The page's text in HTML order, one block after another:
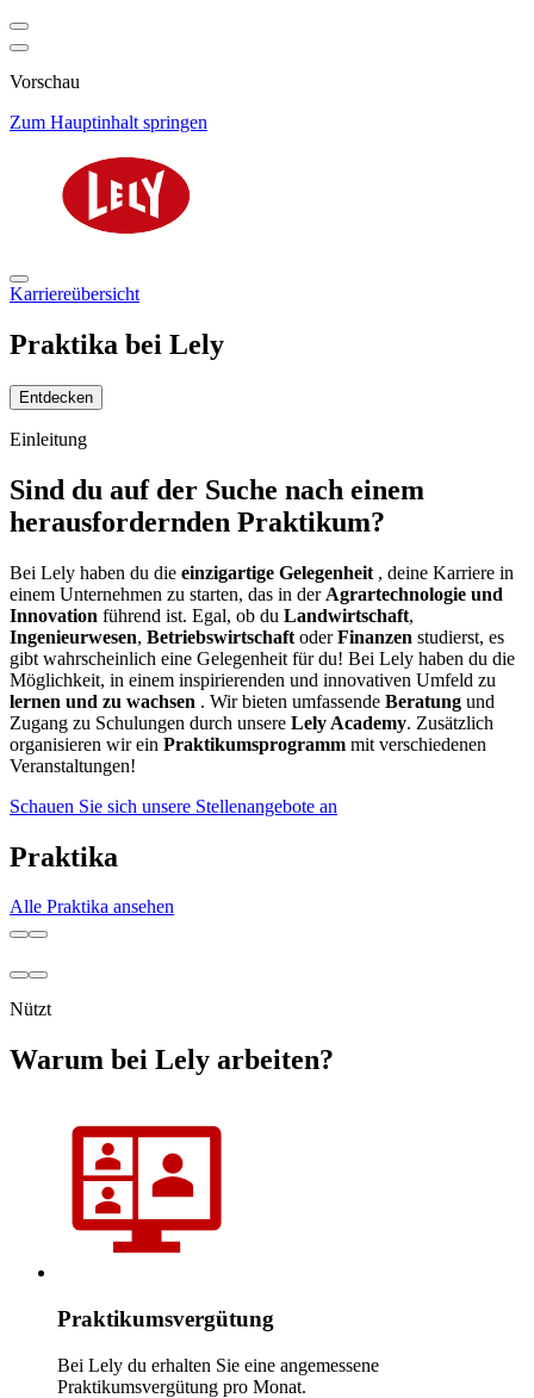
Vorschau
Zum Hauptinhalt springen
Karriereübersicht
Praktika bei Lely
Entdecken
Einleitung
Sind du auf der Suche nach einem
herausfordernden Praktikum?
Bei Lely haben du die einzigartige Gelegenheit , deine Karriere in
einem Unternehmen zu starten, das in der Agrartechnologie und
Innovation führend ist. Egal, ob du Landwirtschaft,
Ingenieurwesen, Betriebswirtschaft oderFinanzen studierst, es
gibt wahrscheinlich eine Gelegenheit für du! Bei Lely haben du die
Möglichkeit, in einem inspirierenden und innovativen Umfeld zu
lernen und zu wachsen . Wir bieten umfassende Beratung und
Zugang zu Schulungen durch unsere Lely Academy. Zusätzlich
organisieren wir ein Praktikumsprogramm mit verschiedenen
Veranstaltungen!
Schauen Sie sich unsere Stellenangebote an
Praktika
Alle Praktika ansehen
Nützt
Warum bei Lely arbeiten?
Praktikumsvergütung
Bei Lely du erhalten Sie eine angemessene
Praktikumsvergütung pro Monat.